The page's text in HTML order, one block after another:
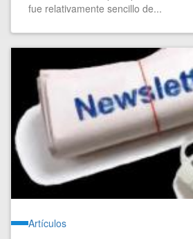
fue relativamente sencillo de...
Artículos